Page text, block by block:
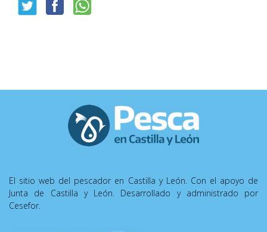
El sitio web del pescador en Castilla y León. Con el apoyo de
Junta de Castilla y León. Desarrollado y administrado por
Cesefor.